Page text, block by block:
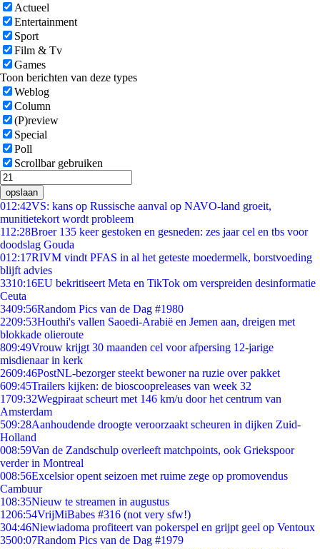
Actueel
Entertainment
Sport
Film & Tv
Games
Toon berichten van deze types
Weblog
Column
(P)review
Special
Poll
Scrollbar gebruiken
opslaan
012:42VS: kans op Russische aanval op NAVO-land groeit,
munitietekort wordt probleem
112:28Broer 135 keer gestoken en gesneden: zes jaar cel en tbs voor
doodslag Gouda
012:17RIVM vindt PFAS in al het geteste moedermelk, borstvoeding
blijft advies
3310:16EU bekritiseert Meta en TikTok om verspreiden desinformatie
Ceuta
3409:56Random Pics van de Dag #1980
2209:53Houthi's vallen Saoedi-Arabië en Jemen aan, dreigen met
blokkade olieroute
809:49Vrouw krijgt 30 maanden cel voor afpersing 12-jarige
misdienaar in kerk
2609:46PostNL-bezorger steekt bewoner na ruzie over pakket
609:45Trailers kijken: de bioscoopreleases van week 32
1709:32Wegpiraat scheurt met 146 km/u door het centrum van
Amsterdam
509:28Aanhoudende droogte veroorzaakt scheuren in dijken Zuid-
Holland
008:59Van de Zandschulp overleeft matchpoints, ook Griekspoor
verder in Montreal
008:56Excelsior opent seizoen met ruime zege op promovendus
Cambuur
108:35Nieuw te streamen in augustus
1206:54VrijMiBabes #316 (not very sfw!)
304:46Niewiadoma profiteert van pokerspel en grijpt geel op Ventoux
3500:07Random Pics van de Dag #1979